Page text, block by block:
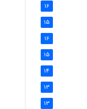
16
15
16
15
14
13
13